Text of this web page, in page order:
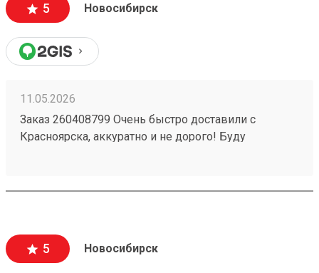
5 Новосибирск
11.05.2026
Заказ 260408799 Очень быстро доставили с
Красноярска, аккуратно и не дорого! Буду
5 Новосибирск